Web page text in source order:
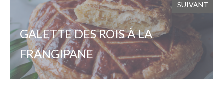
SUIVANT
GALETTE DES ROIS À LA
FRANGIPANE